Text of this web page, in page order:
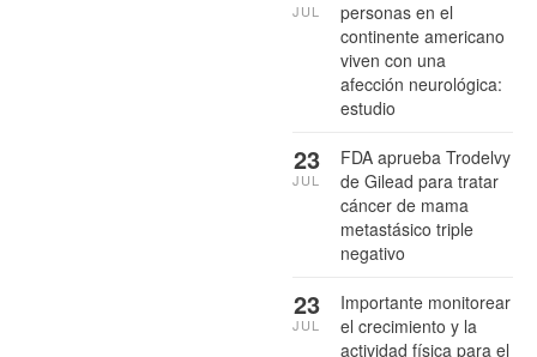
personas en el
continente americano
viven con una
afección neurológica:
estudio
JUL
FDA aprueba Trodelvy
de Gilead para tratar
cáncer de mama
metastásico triple
negativo
23
JUL
Importante monitorear
el crecimiento y la
actividad física para el
23
JUL